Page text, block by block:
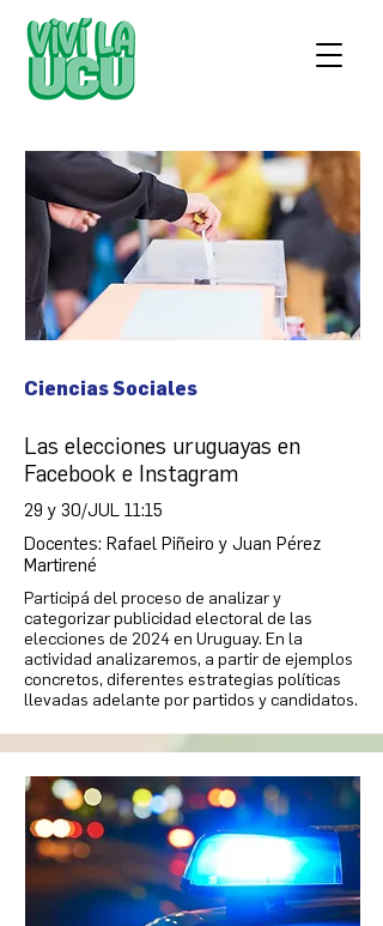
Ciencias Sociales
Las elecciones uruguayas en
Facebook e Instagram
29 y 30/JUL 11:15
Docentes: Rafael Piñeiro y Juan Pérez
Martirené
Participá del proceso de analizar y
categorizar publicidad electoral de las
elecciones de 2024 en Uruguay. En la
actividad analizaremos, a partir de ejemplos
concretos, diferentes estrategias políticas
llevadas adelante por partidos y candidatos.